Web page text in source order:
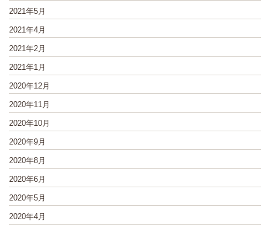
2021年5月
2021年4月
2021年2月
2021年1月
2020年12月
2020年11月
2020年10月
2020年9月
2020年8月
2020年6月
2020年5月
2020年4月